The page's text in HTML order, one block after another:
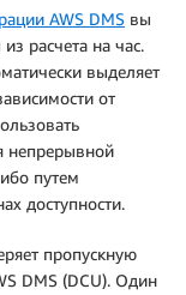
AWS DMS вы
расчета на час.
выделяет
от
непрерывной
путем
доступности.
пропускную
DMS (DCU). Один